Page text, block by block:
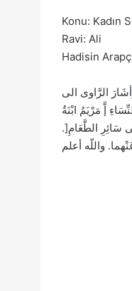
Konu: Kadın
Ravi: Ali
Hadisin
الرَّاوى الى
إَّ مَرْيَمُ ابْنَةُ
سَائِرِ الطَّعَامِ[.